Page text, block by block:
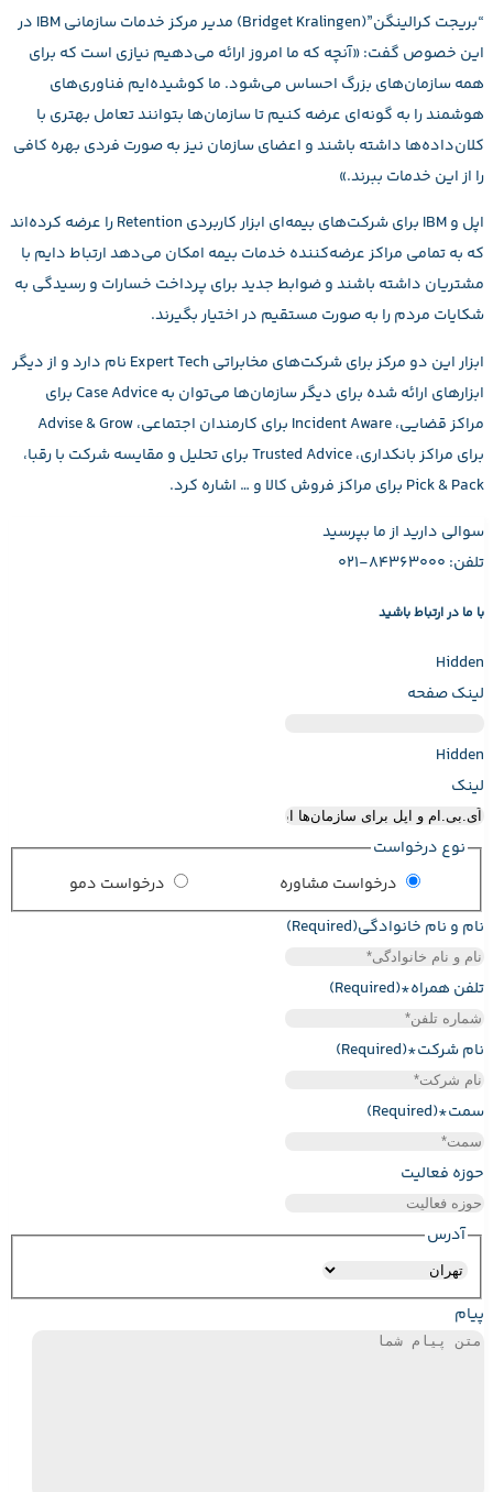
“بریجت کرالینگن”(Bridget Kralingen) مدیر مرکز خدمات سازمانی IBM در
این خصوص گفت: «آنچه که ما امروز ارائه می‌دهیم نیازی است که برای
همه سازمان‌های بزرگ احساس می‌شود. ما کوشیده‌ایم فناوری‌های
هوشمند را به گونه‌ای عرضه کنیم تا سازمان‌ها بتوانند تعامل بهتری با
کلان‌‌داده‌ها داشته باشند و اعضای سازمان نیز به صورت فردی بهره کافی
را از این خدمات ببرند.»
اپل و IBM برای شرکت‌های بیمه‌ای ابزار کاربردی Retention را عرضه کرده‌اند
که به تمامی مراکز عرضه‌کننده خدمات بیمه امکان می‌دهد ارتباط دایم با
مشتریان داشته باشند و ضوابط جدید برای پرداخت خسارات و رسیدگی به
شکایات مردم را به صورت مستقیم در اختیار بگیرند.
ابزار این دو مرکز برای شرکت‌های مخابراتی Expert Tech نام دارد و از دیگر
ابزارهای ارائه شده برای دیگر سازمان‌ها می‌توان به Case Advice برای
مراکز قضایی، Incident Aware برای کارمندان اجتماعی، Advise & Grow
برای مراکز بانکداری، Trusted Advice برای تحلیل و مقایسه شرکت با رقبا،
Pick & Pack برای مراکز فروش کالا و … اشاره کرد.
سوالی دارید از ما بپرسید
تلفن: ۸۴۳۶۳۰۰۰-۰۲۱
با ما در ارتباط باشید
Hidden
لینک صفحه
Hidden
لینک
نوع درخواست
درخواست مشاوره
درخواست دمو
نام و نام خانوادگی(Required)
تلفن همراه*(Required)
نام شرکت*(Required)
سمت*(Required)
حوزه فعالیت
آدرس
استان
پیام